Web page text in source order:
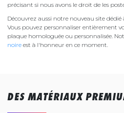
précisant si nous avons le droit de les
Découvrez aussi notre nouveau site dédié
Vous pouvez personnaliser entièrement
plaque homologuée ou personnalisée.
noire est à l'honneur en ce moment.
DES MATÉRIAUX